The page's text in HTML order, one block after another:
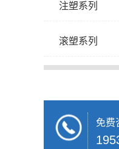
注塑系列
滚塑系列
免费